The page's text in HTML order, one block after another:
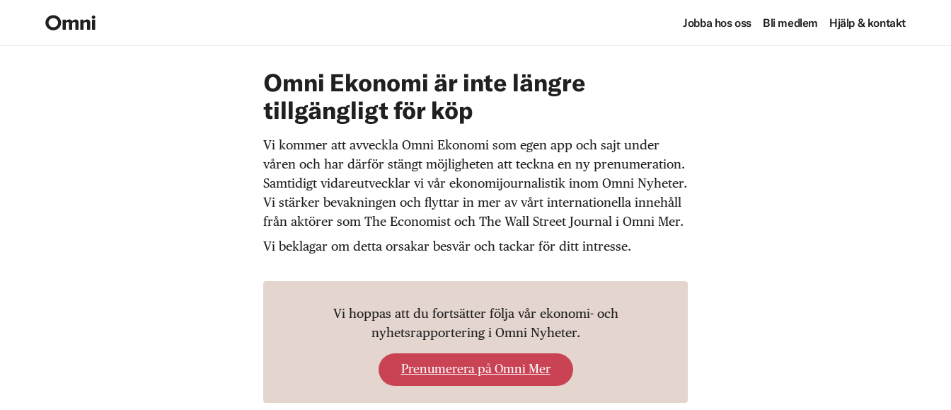
Jobba hos oss Bli medlem Hjälp & kontakt
Omni Ekonomi är inte längre
tillgängligt för köp
Vi kommer att avveckla Omni Ekonomi som egen app och sajt under
våren och har därför stängt möjligheten att teckna en ny prenumeration.
Samtidigt vidareutvecklar vi vår ekonomijournalistik inom Omni Nyheter.
Vi stärker bevakningen och flyttar in mer av vårt internationella innehåll
från aktörer som The Economist och The Wall Street Journal i Omni Mer.
Vi beklagar om detta orsakar besvär och tackar för ditt intresse.
Vi hoppas att du fortsätter följa vår ekonomi- och
nyhetsrapportering i Omni Nyheter.
Prenumerera på Omni Mer